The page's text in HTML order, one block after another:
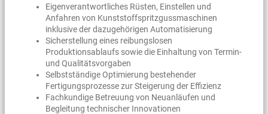
Eigenverantwortliches Rüsten, Einstellen und
Anfahren von Kunststoffspritzgussmaschinen
inklusive der dazugehörigen Automatisierung
Sicherstellung eines reibungslosen
Produktionsablaufs sowie die Einhaltung von Termin-
und Qualitätsvorgaben
Selbstständige Optimierung bestehender
Fertigungsprozesse zur Steigerung der Effizienz
Fachkundige Betreuung von Neuanläufen und
Begleitung technischer Innovationen